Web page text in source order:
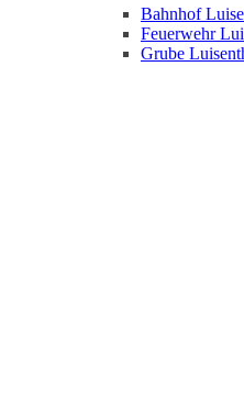
Bahnhof
Feuerwehr
Grube